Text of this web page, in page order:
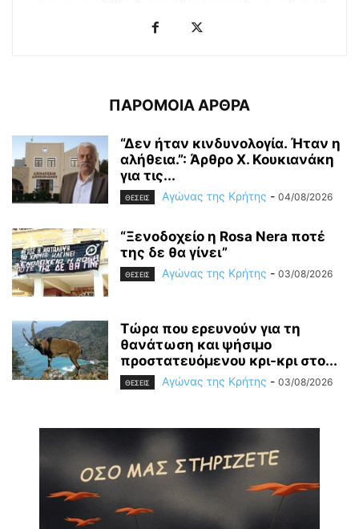
ΠΑΡΟΜΟΙΑ ΑΡΘΡΑ
“Δεν ήταν κινδυνολογία. Ήταν η
αλήθεια.”: Άρθρο Χ. Κουκιανάκη
για τις...
ΘΕΣΕΙΣ Αγώνας της Κρήτης - 04/08/2026
“Ξενοδοχείο η Rosa Nera ποτέ
της δε θα γίνει”
ΘΕΣΕΙΣ Αγώνας της Κρήτης - 03/08/2026
Τώρα που ερευνούν για τη
θανάτωση και ψήσιμο
προστατευόμενου κρι-κρι στο...
ΘΕΣΕΙΣ Αγώνας της Κρήτης - 03/08/2026